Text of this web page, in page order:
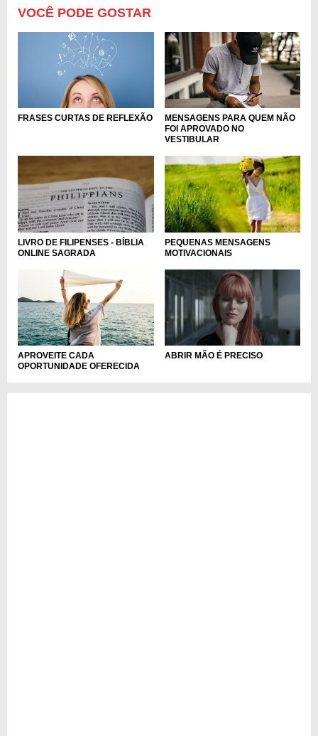
VOCÊ PODE GOSTAR
FRASES CURTAS DE REFLEXÃO
MENSAGENS PARA QUEM NÃO
FOI APROVADO NO
VESTIBULAR
LIVRO DE FILIPENSES - BÍBLIA
ONLINE SAGRADA
PEQUENAS MENSAGENS
MOTIVACIONAIS
APROVEITE CADA
OPORTUNIDADE OFERECIDA
ABRIR MÃO É PRECISO